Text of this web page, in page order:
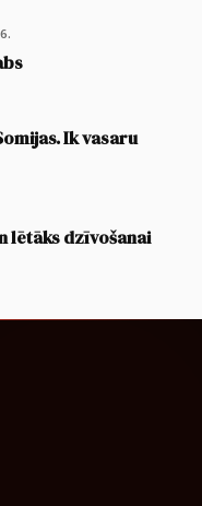
Ik vasaru
lētāks dzīvošanai